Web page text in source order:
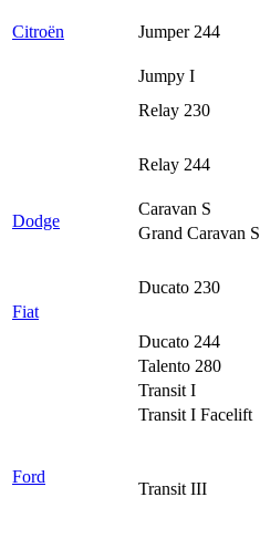
Citroën Jumper 244
Jumpy I
Relay 230
Relay 244
Dodge
Caravan S
Grand Caravan S
Fiat
Ducato 230
Ducato 244
Talento 280
Ford
Transit I
Transit I Facelift
Transit III